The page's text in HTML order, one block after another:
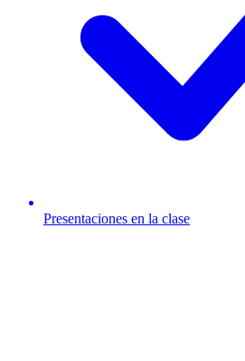
Presentaciones en la clase